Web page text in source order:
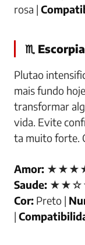
rosa |
♏
Plutao
mais fundo
transformar
vida. Evite
ta muito forte.
Amor:
Saude:
Cor: Preto |
|